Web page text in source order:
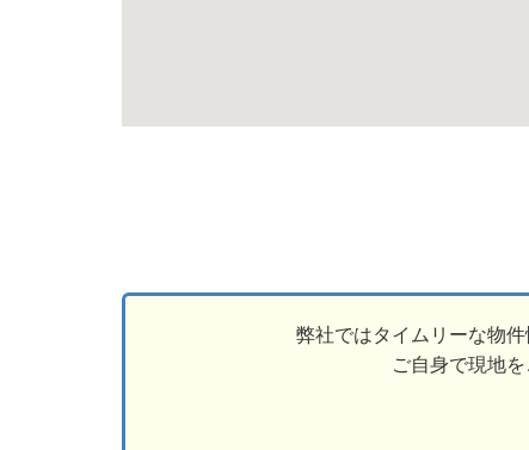
弊社ではタイムリーな物
ご自身で現地